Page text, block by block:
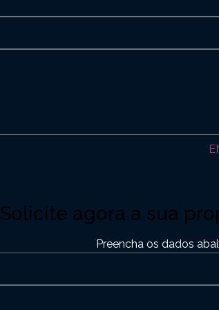
Solicite agora a sua
Preencha os dados